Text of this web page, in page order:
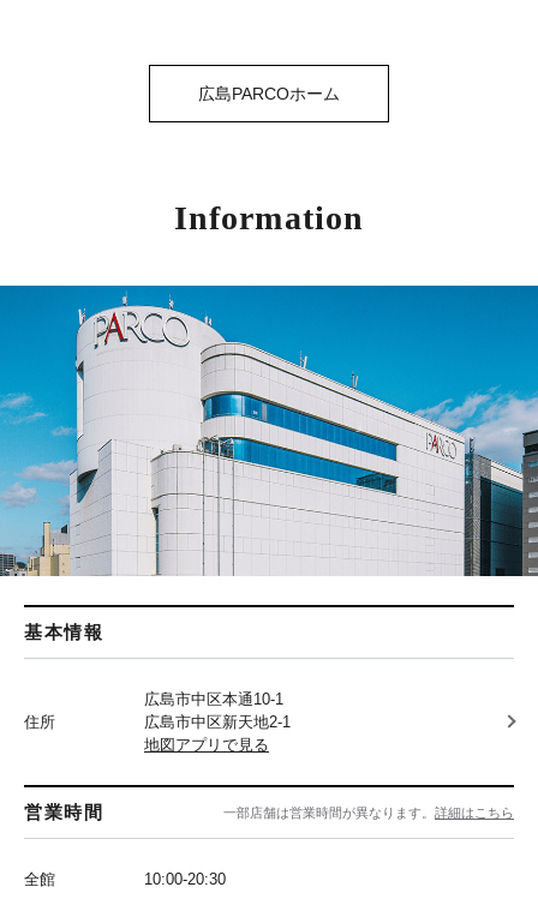
広島PARCOホーム
Information
基本情報
住所
広島市中区本通10-1
広島市中区新天地2-1
地図アプリで見る
営業時間 一部店舗は営業時間が異なります。 詳細はこちら
全館 10:00-20:30